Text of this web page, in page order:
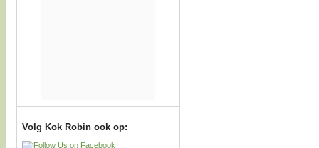
Volg Kok Robin ook op: